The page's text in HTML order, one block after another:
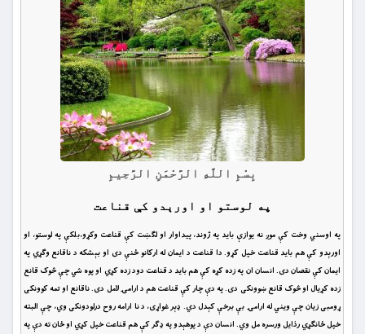
بِسْمِ اللَّهِ الرَّحْمَنِ الرَّحِيمِ
په لوستو او اورېدو کې قناعت
په اوسني وخت کې موږ نه یوازې باید په ژوند، پیداوار او لګښت کې قناعت وکړو،بلکې په لوستو، او
اورېدو کې هم باید قناعت خپل کړو. دا قناعت د ایمان له ارکانو ځنې دی او بېشکه د ناقانع وګړي په
ایمان کې نقصان دی. انسان ان په زده کړه کې هم باید د قناعت دود زده کړي او پوه شي چې څوک قانع
زده کړیال او څوک قانع ښوونکی دی. په دې چار کې قناعت هم د ارامۍ لامل دی. ناقانع او تمه کوونکی
ړومبی زیان چې ویني له ارامۍ بې برخې کېدل دي. ډېر غواړی، د نا ارامه روح درلودونکی وي، چې البته
خپل ځانګړي رذایل ورسره مل وي. انسان دې د پوهېدو په ‌‌ډګر کې هم قناعت خپل کړي او ځان ته دې په